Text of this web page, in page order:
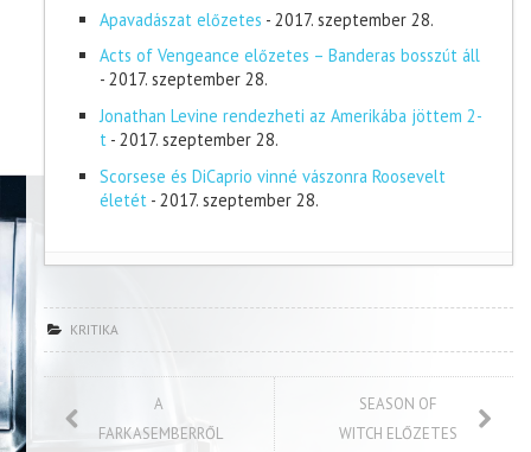
Apavadászat előzetes - 2017. szeptember 28.
Acts of Vengeance előzetes – Banderas bosszút áll
- 2017. szeptember 28.
Jonathan Levine rendezheti az Amerikába jöttem 2-
t - 2017. szeptember 28.
Scorsese és DiCaprio vinné vászonra Roosevelt
életét - 2017. szeptember 28.
KRITIKA
A
FARKASEMBERRŐL
SEASON OF
WITCH ELŐZETES